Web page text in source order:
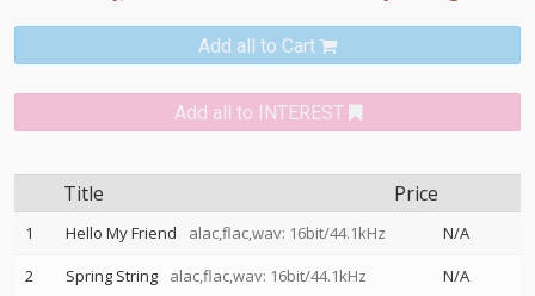
Add all to Cart
Add all to INTEREST
Title Price
1 Hello My Friend alac,flac,wav: 16bit/44.1kHz
N/A
2
Spring String alac,flac,wav: 16bit/44.1kHz N/A